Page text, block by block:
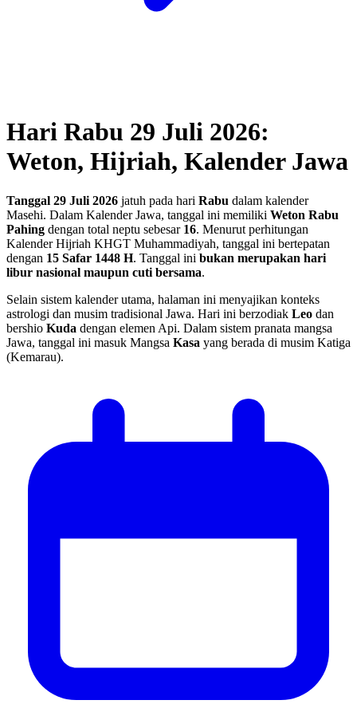
Hari Rabu 29 Juli 2026:
Weton, Hijriah, Kalender Jawa
Tanggal 29 Juli 2026 jatuh pada hari Rabu dalam kalender
Masehi. Dalam Kalender Jawa, tanggal ini memiliki Weton Rabu
Pahing dengan total neptu sebesar 16. Menurut perhitungan
Kalender Hijriah KHGT Muhammadiyah, tanggal ini bertepatan
dengan 15 Safar 1448 H. Tanggal ini bukan merupakan hari
libur nasional maupun cuti bersama.
Selain sistem kalender utama, halaman ini menyajikan konteks
astrologi dan musim tradisional Jawa. Hari ini berzodiak Leo dan
bershio Kuda dengan elemen Api. Dalam sistem pranata mangsa
Jawa, tanggal ini masuk Mangsa Kasa yang berada di musim Katiga
(Kemarau).